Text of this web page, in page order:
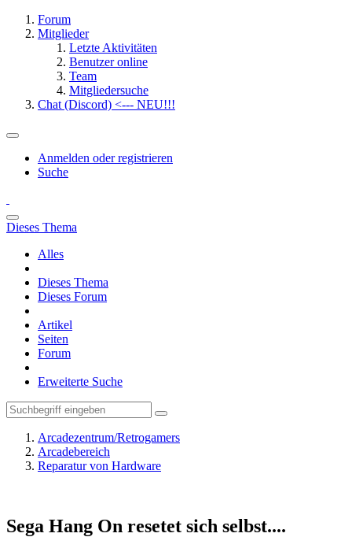
Forum
Mitglieder
Letzte Aktivitäten
Benutzer online
Team
Mitgliedersuche
Chat (Discord) <--- NEU!!!
Anmelden oder registrieren
Suche
Dieses Thema
Alles
Dieses Thema
Dieses Forum
Artikel
Seiten
Forum
Erweiterte Suche
Arcadezentrum/Retrogamers
Arcadebereich
Reparatur von Hardware
Sega Hang On resetet sich selbst....